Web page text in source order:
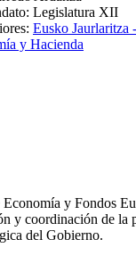
: Legislatura XII
: Eusko Jaurlaritza
y Hacienda
y Fondos
y coordinación de la
del Gobierno.